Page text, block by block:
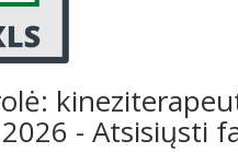
- Atsisiųsti